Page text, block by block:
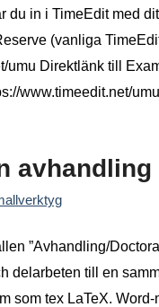
du in i TimeEdit med
(vanliga
umu Direktlänk till
www.timeedit.net/
”Avhandling/
delarbeten till en
som tex LaTeX.